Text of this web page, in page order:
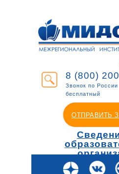
8 (800)
Звонок по России
бесплатный
ОТПРАВИТЬ